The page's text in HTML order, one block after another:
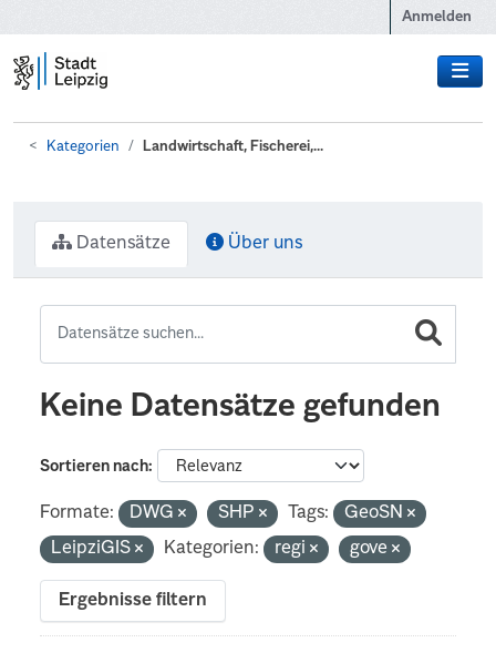
Anmelden
Kategorien Landwirtschaft, Fischerei,...
Datensätze Über uns
Keine Datensätze gefunden
Sortieren nach
Formate: DWG SHP Tags:
GeoSN
LeipziGIS
Kategorien: regi gove
Ergebnisse filtern